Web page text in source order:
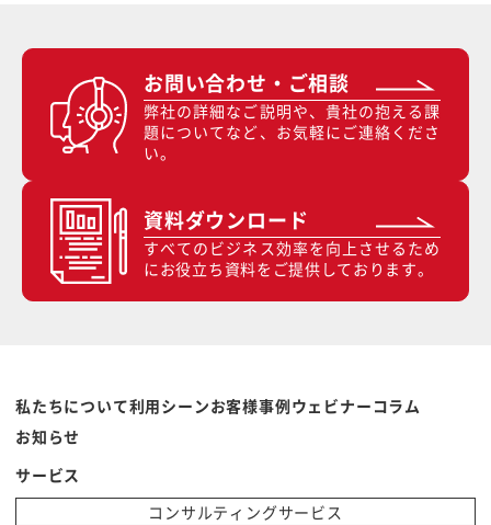
お問い合わせ・ご相談
弊社の詳細なご説明や、貴社の抱える課
題についてなど、お気軽にご連絡くださ
い。
資料ダウンロード
すべてのビジネス効率を向上させるため
にお役立ち資料をご提供しております。
私たちについて利用シーンお客様事例ウェビナー コラム
お知らせ
サービス
コンサルティングサービス